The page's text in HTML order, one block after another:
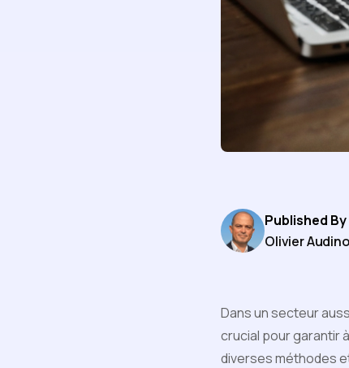
Published By
Olivier Audino
Dans un secteur
crucial pour garantir
diverses méthodes